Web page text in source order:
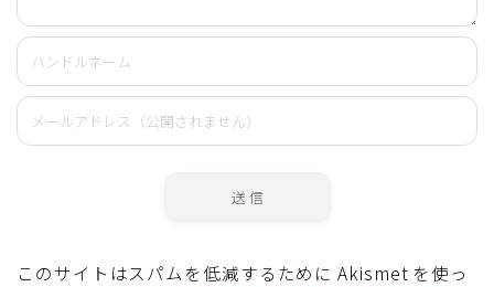
このサイトはスパムを低減するために Akismet を使っ